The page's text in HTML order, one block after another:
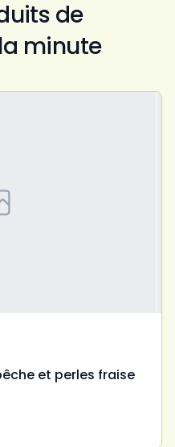
de
minute
et perles fraise